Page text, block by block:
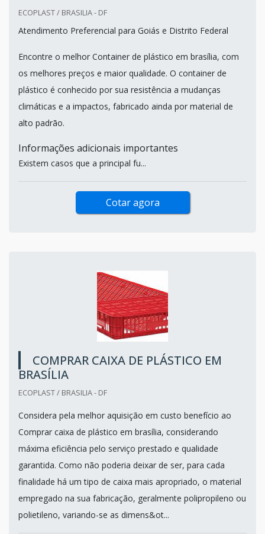
ECOPLAST / BRASILIA - DF
Atendimento Preferencial para Goiás e Distrito Federal
Encontre o melhor Container de plástico em brasília, com
os melhores preços e maior qualidade. O container de
plástico é conhecido por sua resistência a mudanças
climáticas e a impactos, fabricado ainda por material de
alto padrão.
Informações adicionais importantes
Existem casos que a principal fu...
Cotar agora
COMPRAR CAIXA DE PLÁSTICO EM
BRASÍLIA
ECOPLAST / BRASILIA - DF
Considera pela melhor aquisição em custo benefício ao
Comprar caixa de plástico em brasília, considerando
máxima eficiência pelo serviço prestado e qualidade
garantida. Como não poderia deixar de ser, para cada
finalidade há um tipo de caixa mais apropriado, o material
empregado na sua fabricação, geralmente polipropileno ou
polietileno, variando-se as dimens&ot...